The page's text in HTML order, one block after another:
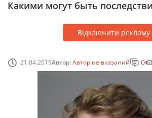
Какими могут быть
Відключити рекламу
21.04.2019Автор:Автор не вказаний 0